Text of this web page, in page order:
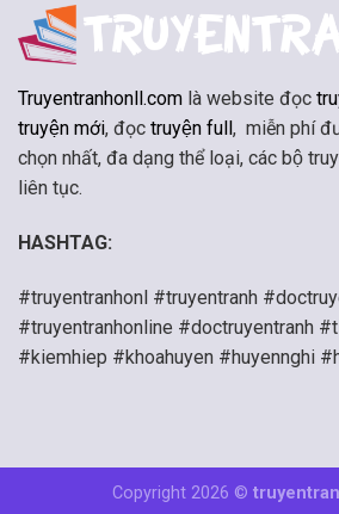
Truyentranhonll.com là website đọc
truyện mới, đọc truyện full, miễn phí
chọn nhất, đa dạng thể loại, các bộ
liên tục.
HASHTAG:
#truyentranhonl #truyentranh
#truyentranhonline #doctruyentranh
#kiemhiep #khoahuyen #huyennghi
Copyright 2026 ©